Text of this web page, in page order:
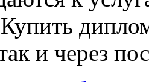
и через